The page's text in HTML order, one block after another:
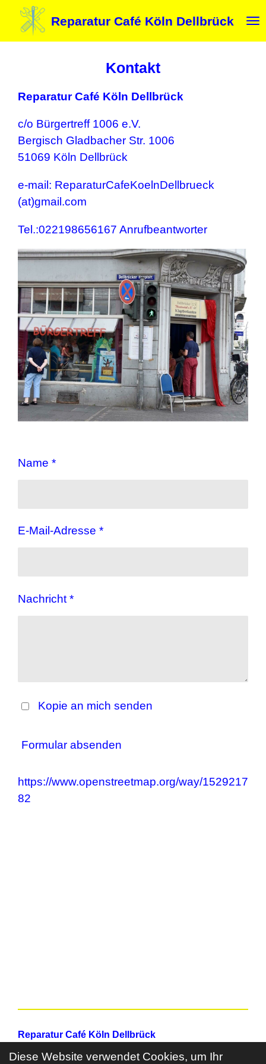
Diese Website verwendet Cookies, um Ihr
Zum
Hauptinhalt
Reparatur Café Köln Dellbrück
Kontakt
Reparatur Café Köln Dellbrück
c/o Bürgertreff 1006 e.V.
Bergisch Gladbacher Str. 1006
51069 Köln Dellbrück
e-mail: ReparaturCafeKoelnDellbrueck
(at)gmail.com
Tel.:022198656167 Anrufbeantworter
Name *
E-Mail-Adresse *
Nachricht *
Kopie an mich senden
Formular absenden
https://www.openstreetmap.org/way/1529217
82
Reparatur Café Köln Dellbrück
c/o Bürgertreff 1006 e. V.